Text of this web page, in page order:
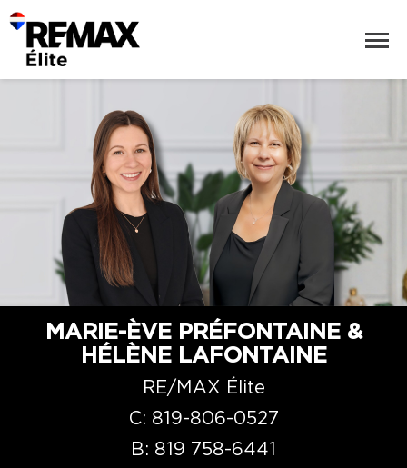
MARIE-ÈVE PRÉFONTAINE &
HÉLÈNE LAFONTAINE
RE/MAX Élite
C: 819-806-0527
B: 819 758-6441